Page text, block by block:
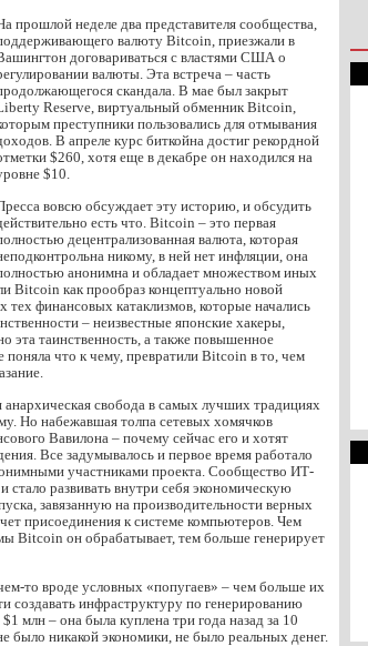
прошлой неделе два представителя сообщества,
валюту Bitcoin, приезжали в
договариваться с властями США о
валюты. Эта встреча – часть
скандала. В мае был закрыт
Reserve, виртуальный обменник Bitcoin,
преступники пользовались для отмывания
В апреле курс биткойна достиг рекордной
$260, хотя еще в декабре он находился на
$10.
вовсю обсуждает эту историю, и обсудить
есть что. Bitcoin – это первая
децентрализованная валюта, которая
никому, в ней нет инфляции, она
анонимна и обладает множеством иных
Bitcoin как прообраз концептуально новой
тех финансовых катаклизмов, которые начались
– неизвестные японские хакеры,
эта таинственность, а также повышенное
поняла что к чему, превратили Bitcoin в то, чем
свобода в самых лучших традициях
Но набежавшая толпа сетевых хомячков
Вавилона – почему сейчас его и хотят
Все задумывалось и первое время работало
участниками проекта. Сообщество ИТ-
развивать внутри себя экономическую
завязанную на производительности верных
присоединения к системе компьютеров. Чем
Bitcoin он обрабатывает, тем больше генерирует
то вроде условных «попугаев» – чем больше их
создавать инфраструктуру по генерированию
млн – она была куплена три года назад за 10
было никакой экономики, не было реальных денег.